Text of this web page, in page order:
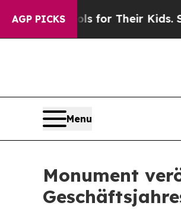
AGP PICKS
for Their Kids. Should the
Menu
Monument